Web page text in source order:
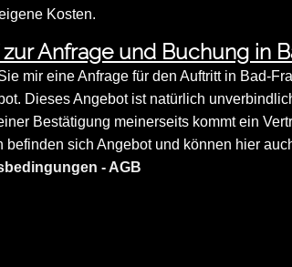
Kosten.
Anfrage und Buchung in
mir eine Anfrage für den Auftritt in Bad-
Dieses Angebot ist natürlich
Bestätigung meinerseits kommt ein
befinden sich Angebot und können hier
- AGB